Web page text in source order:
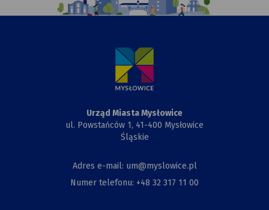
rysunek
Urząd Miasta Mysłowice
ul. Powstańców 1, 41-400 Mysłowice
Śląskie
Adres e-mail: um@myslowice.pl
Numer telefonu: +48 32 317 11 00